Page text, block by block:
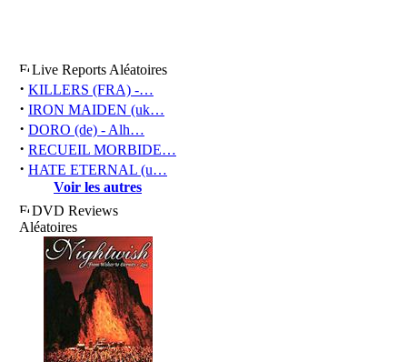
Live Reports Aléatoires
· KILLERS (FRA) -…
· IRON MAIDEN (uk…
· DORO (de) - Alh…
· RECUEIL MORBIDE…
· HATE ETERNAL (u…
Voir les autres
DVD Reviews
Aléatoires